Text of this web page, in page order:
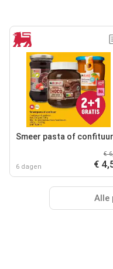
Smeer pasta of confituur
6 dagen
€
€
Alle